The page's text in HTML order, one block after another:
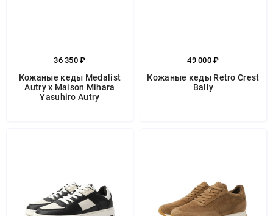
36 350 ₽
Кожаные кеды Medalist
Autry x Maison Mihara
Yasuhiro Autry
49 000 ₽
Кожаные кеды Retro Crest
Bally